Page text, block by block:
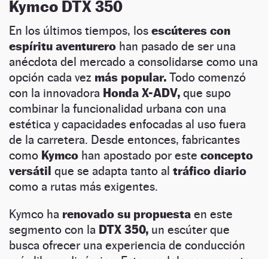
Kymco DTX 350
En los últimos tiempos, los escúteres con
espíritu aventurero han pasado de ser una
anécdota del mercado a consolidarse como una
opción cada vez más popular. Todo comenzó
con la innovadora Honda X-ADV, que supo
combinar la funcionalidad urbana con una
estética y capacidades enfocadas al uso fuera
de la carretera. Desde entonces, fabricantes
como Kymco han apostado por este concepto
versátil que se adapta tanto al tráfico diario
como a rutas más exigentes.
Kymco ha renovado su propuesta en este
segmento con la DTX 350, un escúter que
busca ofrecer una experiencia de conducción